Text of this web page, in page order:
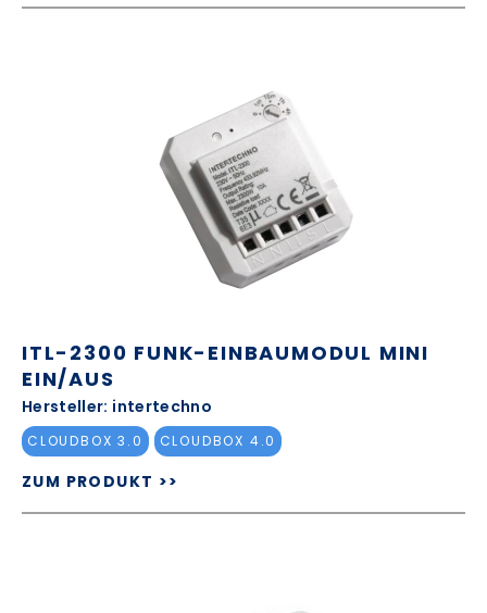
ITL-2300 FUNK-EINBAUMODUL MINI
EIN/AUS
Hersteller: intertechno
CLOUDBOX 3.0 CLOUDBOX 4.0
ZUM PRODUKT >>